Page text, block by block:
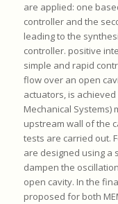
are applied: one
controller and the
leading to the
controller. positive
simple and rapid
flow over an open
actuators, is
Mechanical
upstream wall of the
tests are carried out.
are designed using a
dampen the
open cavity. In the
proposed for both